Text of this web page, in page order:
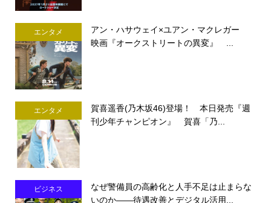
エンタメ
アン・ハサウェイ×ユアン・マクレガー
映画『オークストリートの異変』 ...
エンタメ
賀喜遥香(乃木坂46)登場！ 本日発売『週
刊少年チャンピオン』 賀喜「乃...
ビジネス
なぜ警備員の高齢化と人手不足は止まらな
いのか――待遇改善とデジタル活用...